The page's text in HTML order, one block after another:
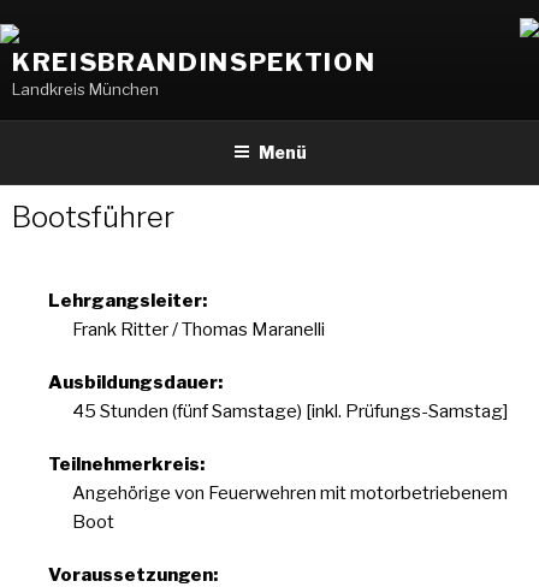
zum
Inhalt
KREISBRANDINSPEKTION
Landkreis München
Menü
Bootsführer
Lehrgangsleiter:
Frank Ritter / Thomas Maranelli
Ausbildungsdauer:
45 Stunden (fünf Samstage) [inkl. Prüfungs-Samstag]
Teilnehmerkreis:
Angehörige von Feuerwehren mit motorbetriebenem
Boot
Voraussetzungen: